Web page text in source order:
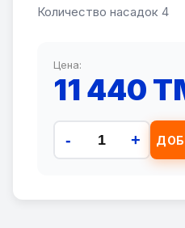
Количество насадок 4
Цена:
11 440
- +